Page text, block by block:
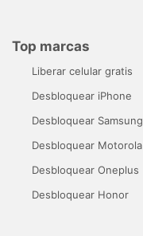
Top marcas
Liberar celular gratis
Desbloquear iPhone
Desbloquear Samsung
Desbloquear Motorola
Desbloquear Oneplus
Desbloquear Honor